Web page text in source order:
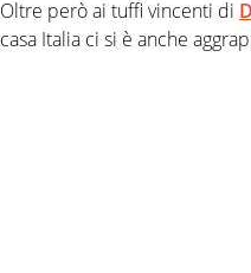
Oltre però ai tuffi vincenti di
casa Italia ci si è anche